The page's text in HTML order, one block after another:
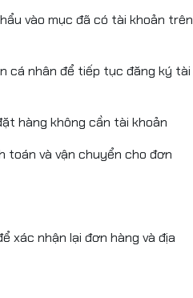
vào mục đã có tài khoản trên
cá nhân để tiếp tục đăng ký tài
hàng không cần tài khoản
toán và vận chuyển cho đơn
xác nhận lại đơn hàng và địa